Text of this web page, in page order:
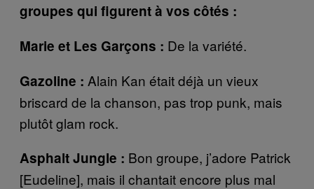
groupes qui figurent à vos côtés :
Marie et Les Garçons : De la variété.
Gazoline : Alain Kan était déjà un vieux
briscard de la chanson, pas trop punk, mais
plutôt glam rock.
Asphalt Jungle : Bon groupe, j’adore Patrick
[Eudeline], mais il chantait encore plus mal